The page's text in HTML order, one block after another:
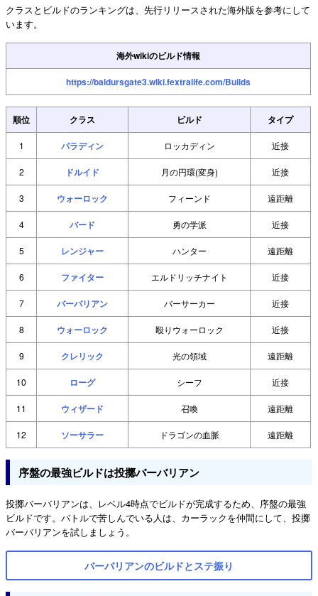
クラスとビルドのランキングは、先行リリースされた海外版を参考にして
います。
海外wikiのビルド情報
https://baldursgate3.wiki.fextralife.com/Builds
順位 クラス ビルド タイプ
1 パラディン ロッカディン 近接
2 ドルイド 月の円環(変身) 近接
3 ウォーロック フィーンド 遠距離
4 バード 勇の学派 近接
5 レンジャー ハンター 遠距離
6 ファイター エルドリッチナイト 近接
7 バーバリアン バーサーカー 近接
8 ウォーロック 殴りウォーロック 近接
9 クレリック 光の領域 遠距離
10 ローグ シーフ 近接
11 ウィザード 召喚 遠距離
12 ソーサラー ドラゴンの血脈 遠距離
序盤の最強ビルドは投擲バーバリアン
投擲バーバリアンは、レベル4時点でビルドが完成するため、序盤の最強
ビルドです。バトルで苦しんでいる人は、カーラックを仲間にして、投擲
バーバリアンを試しましょう。
バーバリアンのビルドとステ振り